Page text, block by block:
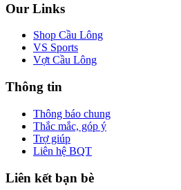
Our Links
Shop Cầu Lông
VS Sports
Vợt Cầu Lông
Thông tin
Thông báo chung
Thắc mắc, góp ý
Trợ giúp
Liên hệ BQT
Liên kết bạn bè